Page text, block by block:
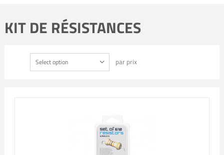
KIT DE RÉSISTANCES
Select option par prix